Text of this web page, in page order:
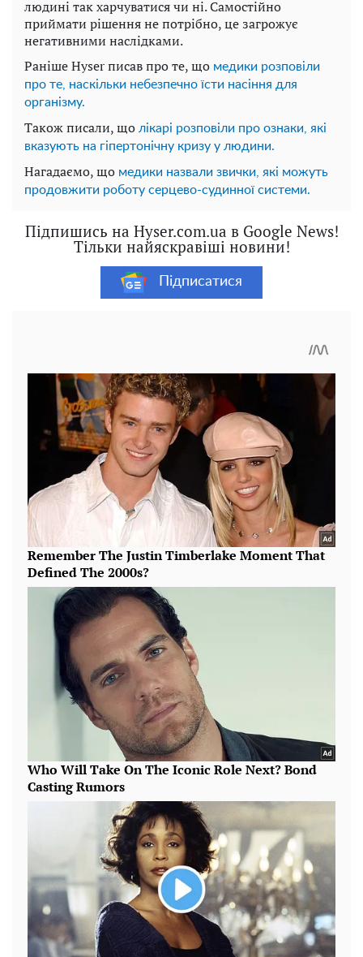
людині так харчуватися чи ні. Самостійно
приймати рішення не потрібно, це загрожує
негативними наслідками.
Раніше Hyser писав про те, що медики розповіли
про те, наскільки небезпечно їсти насіння для
організму.
Також писали, що лікарі розповіли про ознаки, які
вказують на гіпертонічну кризу у людини.
Нагадаємо, що медики назвали звички, які можуть
продовжити роботу серцево-судинної системи.
Підпишись на Hyser.com.ua в Google News!
Тільки найяскравіші новини!
Підписатися